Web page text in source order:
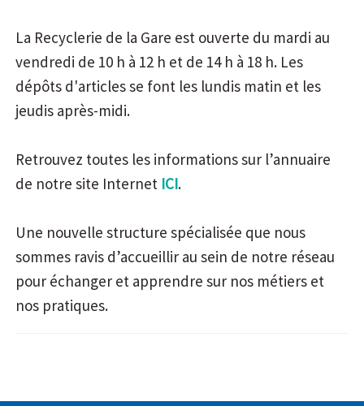
La Recyclerie de la Gare est ouverte du mardi au
vendredi de 10 h à 12 h et de 14 h à 18 h. Les
dépôts d'articles se font les lundis matin et les
jeudis après-midi.
Retrouvez toutes les informations sur l’annuaire
de notre site Internet ICI.
Une nouvelle structure spécialisée que nous
sommes ravis d’accueillir au sein de notre réseau
pour échanger et apprendre sur nos métiers et
nos pratiques.